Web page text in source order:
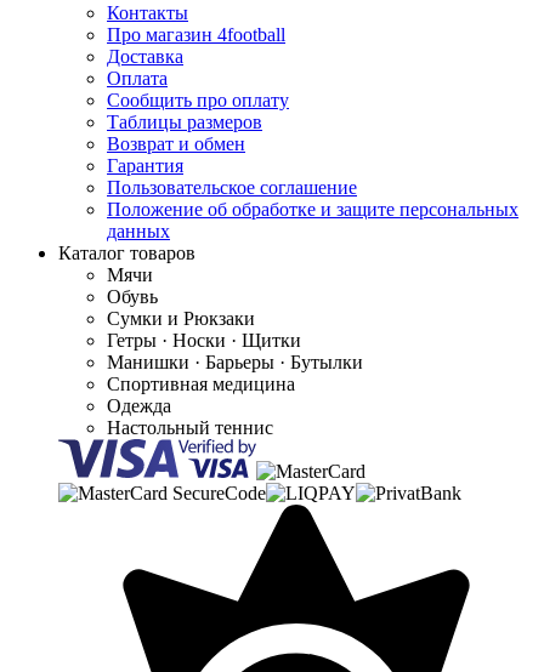
Контакты
Про магазин 4football
Доставка
Оплата
Сообщить про оплату
Таблицы размеров
Возврат и обмен
Гарантия
Пользовательское соглашение
Положение об обработке и защите персональных
данных
Каталог товаров
Мячи
Обувь
Сумки и Рюкзаки
Гетры · Носки · Щитки
Манишки · Барьеры · Бутылки
Спортивная медицина
Одежда
Настольный теннис